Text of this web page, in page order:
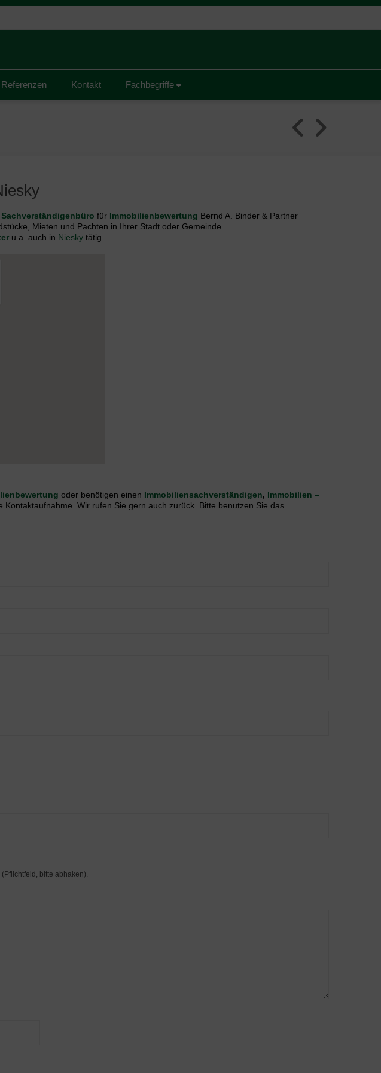
Referenzen Kontakt Fachbegriffe
Sachverständigenbüro für Immobilienbewertung Bernd A. Binder & Partner
Mieten und Pachten in Ihrer Stadt oder Gemeinde.
u.a. auch in Niesky tätig.
oder benötigen einen Immobiliensachverständigen, Immobilien –
Kontaktaufnahme. Wir rufen Sie gern auch zurück. Bitte benutzen Sie das
bitte abhaken).